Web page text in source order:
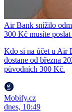
Air Bank snížilo
300 Kč musíte
Kdo si na účet u Air
dostane od března
původních 300 Kč.
Mobify.cz
dnes, 10:49